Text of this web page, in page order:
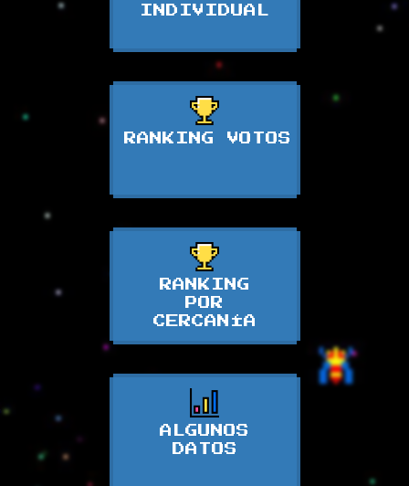
INDIVIDUAL
RANKING VOTOS
RANKING
POR
CERCANÍA
ALGUNOS
DATOS